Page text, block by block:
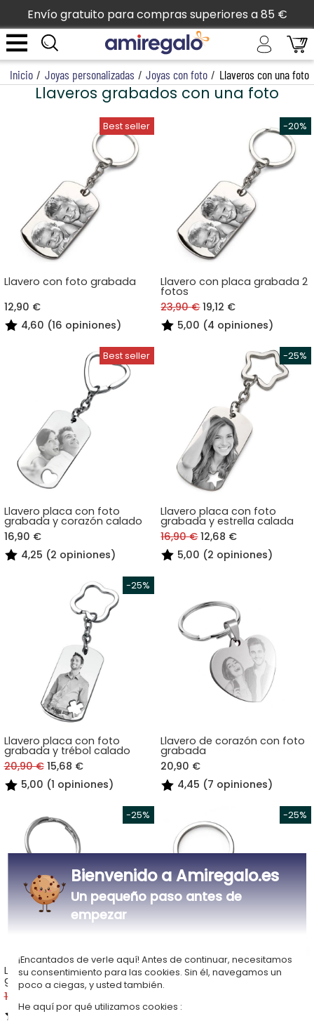
Envío gratuito para compras superiores a 85 €
Inicio / Joyas personalizadas / Joyas con foto / Llaveros con una foto
Llaveros grabados con una foto
Llavero con foto grabada
12,90 €
4,60 (16 opiniones)
Llavero con placa grabada 2
fotos
23,90 €19,12 €
5,00 (4 opiniones)
Llavero placa con foto
grabada y corazón calado
16,90 €
4,25 (2 opiniones)
Llavero placa con foto
grabada y estrella calada
16,90 €12,68 €
5,00 (2 opiniones)
Llavero placa con foto
grabada y trébol calado
20,90 €15,68 €
5,00 (1 opiniones)
Llavero de corazón con foto
grabada
20,90 €
4,45 (7 opiniones)
Llavero redondo con foto
grabada
18,90 €
4,45 (12 opiniones)
Llavero con foto grabada
dos corazones
4,50 (8 opiniones)
Bienvenido a Amiregalo.es
Un pequeño paso antes de
empezar
¡Encantados de verle aquí! Antes de continuar, necesitamos
su consentimiento para las cookies. Sin él, navegamos un
poco a ciegas, y usted también.
He aquí por qué utilizamos cookies :